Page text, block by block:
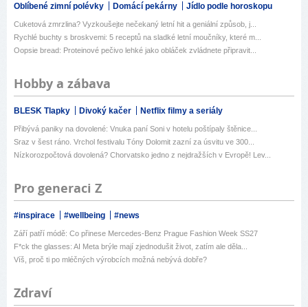
Oblíbené zimní polévky Domácí pekárny Jídlo podle horoskopu
Cuketová zmrzlina? Vyzkoušejte nečekaný letní hit a geniální způsob, j...
Rychlé buchty s broskvemi: 5 receptů na sladké letní moučníky, které m...
Oopsie bread: Proteinové pečivo lehké jako obláček zvládnete připravit...
Hobby a zábava
BLESK Tlapky Divoký kačer Netflix filmy a seriály
Přibývá paniky na dovolené: Vnuka paní Soni v hotelu poštípaly štěnice...
Sraz v šest ráno. Vrchol festivalu Tóny Dolomit zazní za úsvitu ve 300...
Nízkorozpočtová dovolená? Chorvatsko jedno z nejdražších v Evropě! Lev...
Pro generaci Z
#inspirace #wellbeing #news
Září patří módě: Co přinese Mercedes-Benz Prague Fashion Week SS27
F*ck the glasses: AI Meta brýle mají zjednodušit život, zatím ale děla...
Víš, proč ti po mléčných výrobcích možná nebývá dobře?
Zdraví